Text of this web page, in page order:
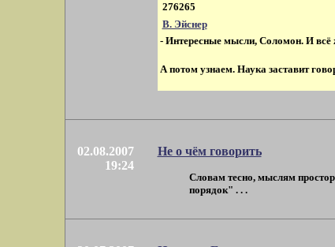
276265
В. Эйснер
- Интересные мысли, Соломон. И всё
А потом узнаем. Наука заставит
02.08.2007
19:24
Не о чём говорить
Словам тесно, мыслям
порядок" . . .